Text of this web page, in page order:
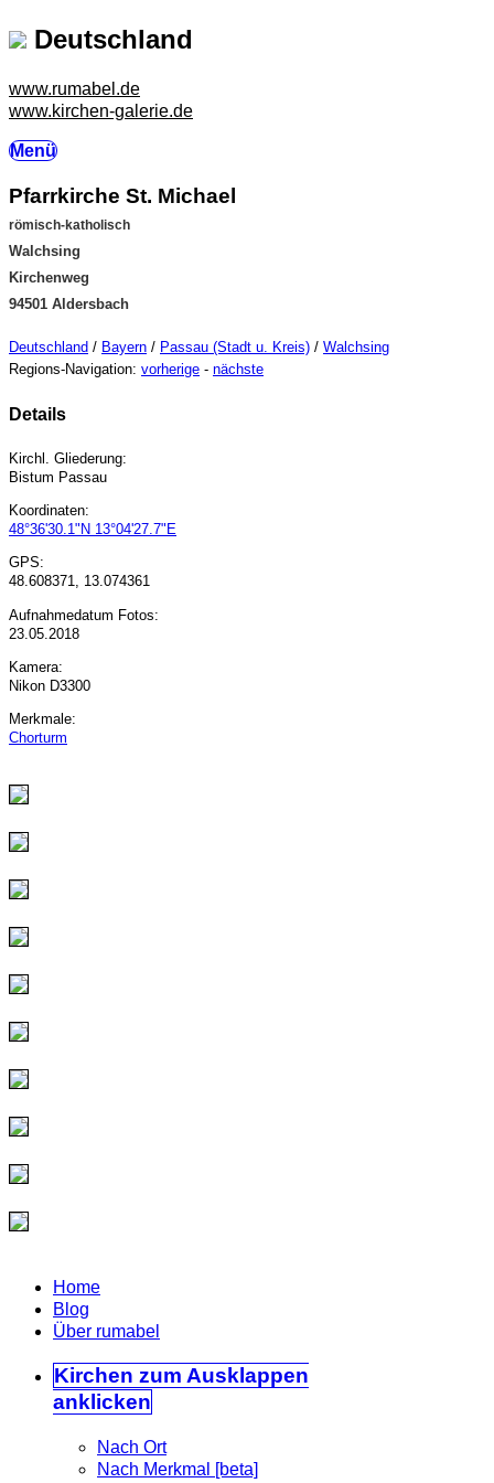
Deutschland
www.rumabel.de
www.kirchen-galerie.de
Menü
Pfarrkirche St. Michael
römisch-katholisch
Walchsing
Kirchenweg
94501 Aldersbach
Deutschland / Bayern / Passau (Stadt u. Kreis) / Walchsing
Regions-Navigation: vorherige - nächste
Details
Kirchl. Gliederung:
Bistum Passau
Koordinaten:
48°36'30.1"N 13°04'27.7"E
GPS:
48.608371, 13.074361
Aufnahmedatum Fotos:
23.05.2018
Kamera:
Nikon D3300
Merkmale:
Chorturm
Home
Blog
Über rumabel
Kirchen zum Ausklappen
anklicken
Nach Ort
Nach Merkmal [beta]